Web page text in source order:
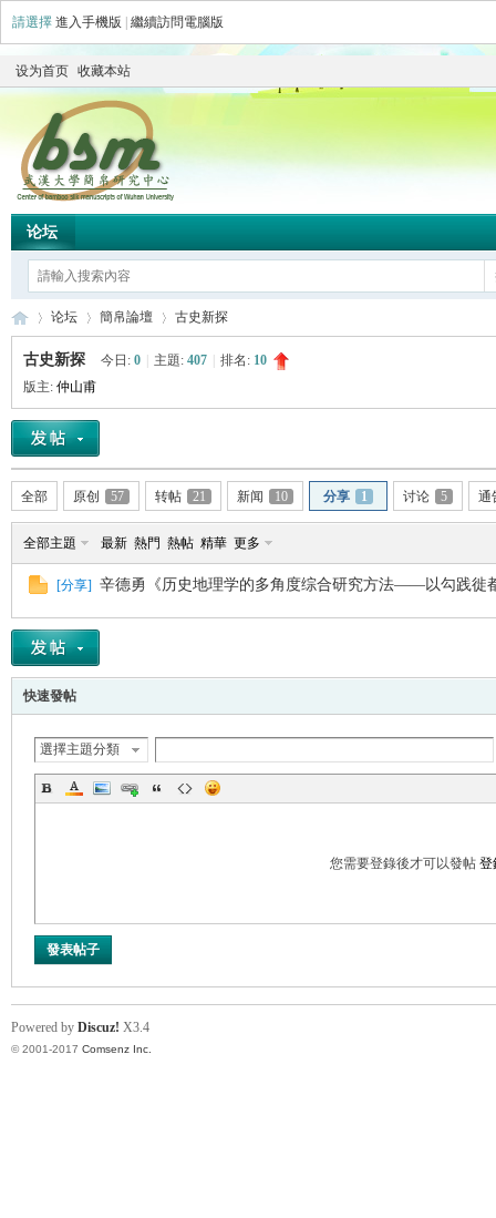
請選擇 進入手機版 繼續訪問電腦版
设为首页 收藏本站
论坛
简
帛
»
论坛
›
簡帛論壇
›
古史新探
古史新探 今日: 0 主題: 407 排名: 10
版主: 仲山甫
全部 原创 57 转帖 21 新闻 10 分享 1 讨论 5 通
全部主題 最新 熱門 熱帖 精華 更多
[分享] 辛德勇《历史地理学的多角度综合研究方法——以勾践徙
快速發帖
選擇主題分類
您需要登錄後才可以發帖 登
發表帖子
Powered by Discuz! X3.4
© 2001-2017 Comsenz Inc.